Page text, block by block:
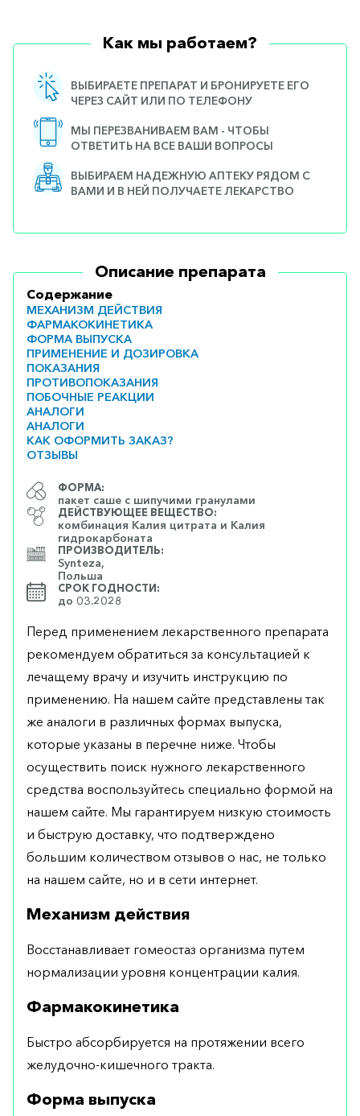
Как мы работаем?
ВЫБИРАЕТЕ ПРЕПАРАТ И БРОНИРУЕТЕ ЕГО
ЧЕРЕЗ САЙТ ИЛИ ПО ТЕЛЕФОНУ
МЫ ПЕРЕЗВАНИВАЕМ ВАМ - ЧТОБЫ
ОТВЕТИТЬ НА ВСЕ ВАШИ ВОПРОСЫ
ВЫБИРАЕМ НАДЕЖНУЮ АПТЕКУ РЯДОМ С
ВАМИ И В НЕЙ ПОЛУЧАЕТЕ ЛЕКАРСТВО
Описание препарата
Содержание
МЕХАНИЗМ ДЕЙСТВИЯ
ФАРМАКОКИНЕТИКА
ФОРМА ВЫПУСКА
ПРИМЕНЕНИЕ И ДОЗИРОВКА
ПОКАЗАНИЯ
ПРОТИВОПОКАЗАНИЯ
ПОБОЧНЫЕ РЕАКЦИИ
АНАЛОГИ
АНАЛОГИ
КАК ОФОРМИТЬ ЗАКАЗ?
ОТЗЫВЫ
ФОРМА:
пакет саше с шипучими гранулами
ДЕЙСТВУЮЩЕЕ ВЕЩЕСТВО:
комбинация Калия цитрата и Калия
гидрокарбоната
ПРОИЗВОДИТЕЛЬ:
Synteza,
Польша
СРОК ГОДНОСТИ:
до 03.2028
Перед применением лекарственного препарата
рекомендуем обратиться за консультацией к
лечащему врачу и изучить инструкцию по
применению. На нашем сайте представлены так
же аналоги в различных формах выпуска,
которые указаны в перечне ниже. Чтобы
осуществить поиск нужного лекарственного
средства воспользуйтесь специально формой на
нашем сайте. Мы гарантируем низкую стоимость
и быструю доставку, что подтверждено
большим количеством отзывов о нас, не только
на нашем сайте, но и в сети интернет.
Механизм действия
Восстанавливает гомеостаз организма путем
нормализации уровня концентрации калия.
Фармакокинетика
Быстро абсорбируется на протяжении всего
желудочно-кишечного тракта.
Форма выпуска